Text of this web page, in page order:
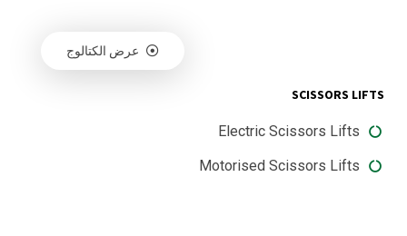
عرض الكتالوج
SCISSORS LIFTS
Electric Scissors Lifts
Motorised Scissors Lifts